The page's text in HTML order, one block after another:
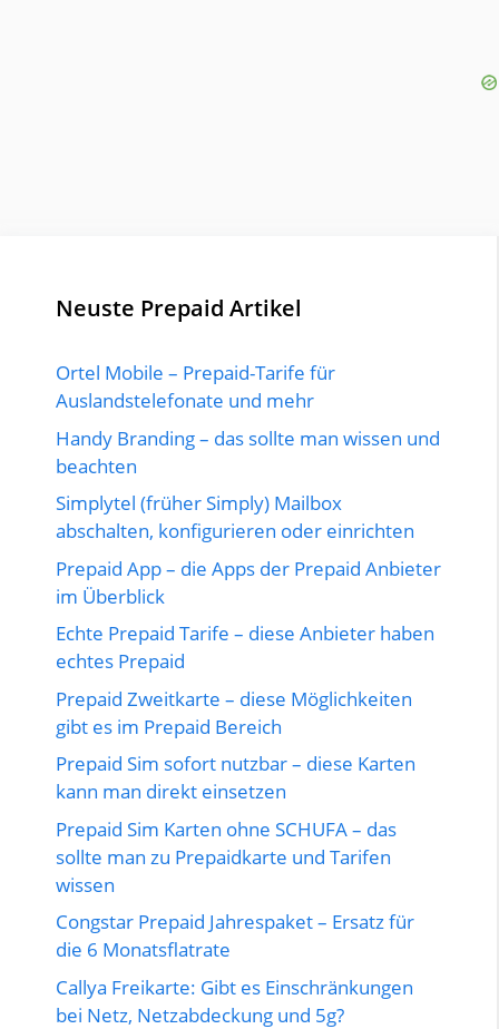
Neuste Prepaid Artikel
Ortel Mobile – Prepaid-Tarife für
Auslandstelefonate und mehr
Handy Branding – das sollte man wissen und
beachten
Simplytel (früher Simply) Mailbox
abschalten, konfigurieren oder einrichten
Prepaid App – die Apps der Prepaid Anbieter
im Überblick
Echte Prepaid Tarife – diese Anbieter haben
echtes Prepaid
Prepaid Zweitkarte – diese Möglichkeiten
gibt es im Prepaid Bereich
Prepaid Sim sofort nutzbar – diese Karten
kann man direkt einsetzen
Prepaid Sim Karten ohne SCHUFA – das
sollte man zu Prepaidkarte und Tarifen
wissen
Congstar Prepaid Jahrespaket – Ersatz für
die 6 Monatsflatrate
Callya Freikarte: Gibt es Einschränkungen
bei Netz, Netzabdeckung und 5g?